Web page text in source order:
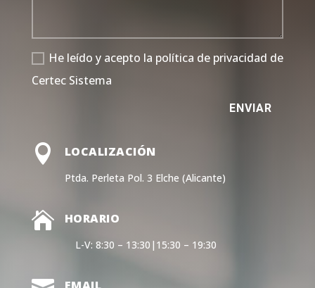
He leído y acepto la política de privacidad de
Certec Sistema
ENVIAR
 LOCALIZACIÓN
Ptda. Perleta Pol. 3 Elche (Alicante)
 HORARIO
L-V: 8:30 – 13:30|15:30 – 19:30